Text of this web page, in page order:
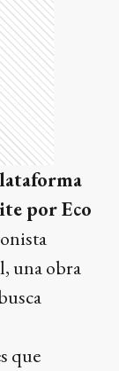
por Eco
una obra
que